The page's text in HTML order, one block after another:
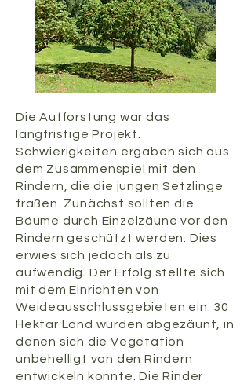
Die Aufforstung war das
langfristige Projekt.
Schwierigkeiten ergaben sich aus
dem Zusammenspiel mit den
Rindern, die die jungen Setzlinge
fraßen. Zunächst sollten die
Bäume durch Einzelzäune vor den
Rindern geschützt werden.
Dies
erwies sich jedoch als zu
aufwendig.
Der Erfolg stellte sich
mit dem Einrichten von
Weideausschlussgebieten ein: 30
Hektar Land wurden abgezäunt, in
denen sich die Vegetation
unbehelligt von den Rindern
entwickeln konnte. Die Rinder